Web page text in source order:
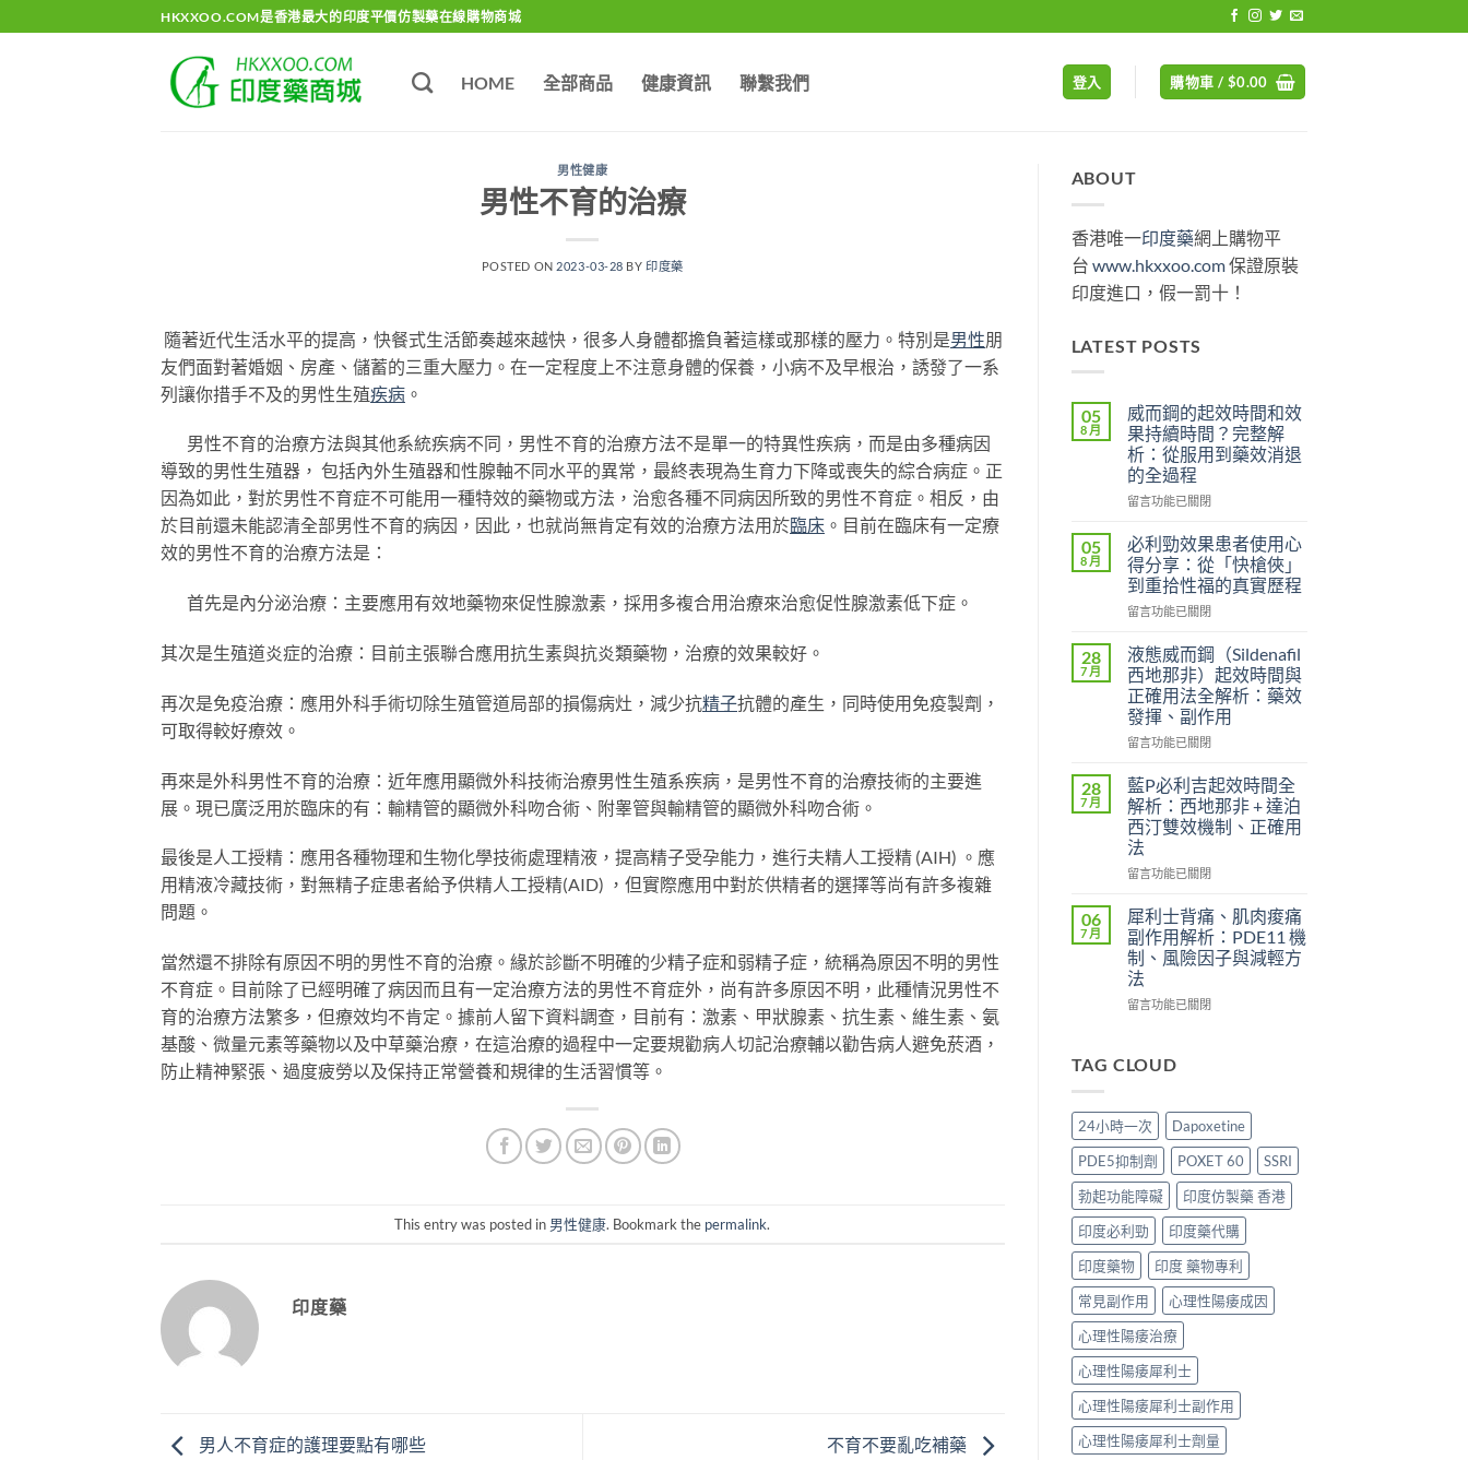
to
HKXXOO.COM是香港最大的印度平價仿製藥在線購物商城
HOME 全部商品 健康資訊 聯繫我們 登入 購物車 / $0.00
男性健康
男性不育的治療
POSTED ON 2023-03-28 BY 印度藥
隨著近代生活水平的提高，快餐式生活節奏越來越快，很多人身體都擔負著這樣或那樣的壓力。特別是男性朋
友們面對著婚姻、房產、儲蓄的三重大壓力。在一定程度上不注意身體的保養，小病不及早根治，誘發了一系
列讓你措手不及的男性生殖疾病 。
男性不育的治療方法與其他系統疾病不同，男性不育的治療方法不是單一的特異性疾病，而是由多種病因
導致的男性生殖器， 包括內外生殖器和性腺軸不同水平的異常，最終表現為生育力下降或喪失的綜合病症。正
因為如此，對於男性不育症不可能用一種特效的藥物或方法，治愈各種不同病因所致的男性不育症。相反，由
於目前還未能認清全部男性不育的病因，因此，也就尚無肯定有效的治療方法用於臨床 。目前在臨床有一定療
效的男性不育的治療方法是：
首先是內分泌治療：主要應用有效地藥物來促性腺激素，採用多複合用治療來治愈促性腺激素低下症。
其次是生殖道炎症的治療：目前主張聯合應用抗生素與抗炎類藥物，治療的效果較好。
再次是免疫治療：應用外科手術切除生殖管道局部的損傷病灶，減少抗精子抗體的產生，同時使用免疫製劑，
可取得較好療效。
再來是外科男性不育的治療：近年應用顯微外科技術治療男性生殖系疾病，是男性不育的治療技術的主要進
展。現已廣泛用於臨床的有：輸精管的顯微外科吻合術、附睾管與輸精管的顯微外科吻合術。
最後是人工授精：應用各種物理和生物化學技術處理精液，提高精子受孕能力，進行夫精人工授精 (AIH) 。應
用精液冷藏技術，對無精子症患者給予供精人工授精(AID) ，但實際應用中對於供精者的選擇等尚有許多複雜
問題。
當然還不排除有原因不明的男性不育的治療。緣於診斷不明確的少精子症和弱精子症，統稱為原因不明的男性
不育症。目前除了已經明確了病因而且有一定治療方法的男性不育症外，尚有許多原因不明，此種情況男性不
育的治療方法繁多，但療效均不肯定。據前人留下資料調查，目前有：激素、甲狀腺素、抗生素、維生素、氨
基酸、微量元素等藥物以及中草藥治療，在這治療的過程中一定要規勸病人切記治療輔以勸告病人避免菸酒，
防止精神緊張、過度疲勞以及保持正常營養和規律的生活習慣等。
This entry was posted in 男性健康. Bookmark the permalink.
印度藥
男人不育症的護理要點有哪些 不育不要亂吃補藥
ABOUT
香港唯一印度藥網上購物平
台 www.hkxxoo.com保證原裝
印度進口，假一罰十！
LATEST POSTS
05
8 月
威而鋼的起效時間和效
果持續時間？完整解
析：從服用到藥效消退
的全過程
在
而
鋼
的
起
效
間
和
效
果
持
續
間？
完
整
解
析：
從
用
到
藥
效
消
退
過
程〉
留言功能已關閉
05
8 月
必利勁效果患者使用心
得分享：從「快槍俠」
到重拾性福的真實歷程
在
利
勁
效
果
患
者
用
心
得
分
享：
從
槍
俠」
到
重
拾
性
實
程〉
中
留言功能已關閉
28
7 月
液態威而鋼（Sildenafil
西地那非）起效時間與
正確用法全解析：藥效
發揮、副作用
在
態
威
而
鋼
（Sildenafil
西
那
非）
起
效
時
間
確
用
全
解
析：
藥
效
發
揮、
副
作
用〉
中
留言功能已關閉
28
7 月
藍P必利吉起效時間全
解析：西地那非 + 達泊
西汀雙效機制、正確用
法
在
P
必
利
吉
起
效
全
西
那
非
+
達
泊
西
汀
雙
效
機
制、
正
確
用
法〉
中
留言功能已關閉
06
7 月
犀利士背痛、肌肉痠痛
副作用解析：PDE11 機
制、風險因子與減輕方
法
在
士
肌
痠
痛
副
作
用
解
析：
PDE11
機
制、
風
險
因
子
與
減
輕
留言功能已關閉
TAG CLOUD
24小時一次
Dapoxetine
PDE5抑制劑
POXET 60
SSRI
勃起功能障礙
印度仿製藥 香港
印度必利勁
印度藥代購
印度藥物
印度 藥物專利
常見副作用
心理性陽痿成因
心理性陽痿治療
心理性陽痿犀利士
心理性陽痿犀利士副作用
心理性陽痿犀利士劑量